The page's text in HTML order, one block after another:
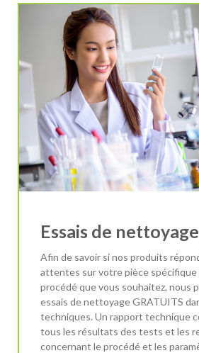
Essais de
Afin de savoir si nos produits
attentes sur votre pièce spécifique
procédé que vous souhaitez, nous
essais de nettoyage GRATUITS
techniques. Un rapport technique
tous les résultats des tests et les
concernant le procédé et les